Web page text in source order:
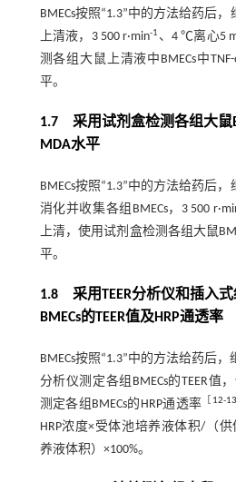
BMECs按照“1.3”中的方法给药后
上清液，3 500 r·min-1 、4 ℃离心5
测各组大鼠上清液中BMECs中
平。
1.7 采用试剂盒检测各组大鼠
MDA水平
BMECs按照“1.3”中的方法给药后
消化并收集各组BMECs，3 500
上清，使用试剂盒检测各组大鼠
平。
1.8 采用TEER分析仪和插入
BMECs的TEER值及HRP通透率
BMECs按照“1.3”中的方法给药后，
分析仪测定各组BMECs的TEER值
测定各组BMECs的HRP通透率
12-13
HRP浓度×受体池培养液体积/（
养液体积）×100%。